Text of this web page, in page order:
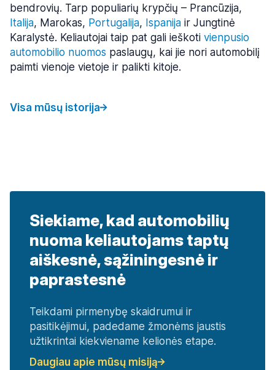
bendrovių. Tarp populiarių krypčių – Prancūzija,
Italija, Marokas, Portugalija, Ispanija ir Jungtinė
Karalystė. Keliautojai taip pat gali ieškoti vienpusio
automobilio nuomos paslaugų, kai jie nori automobilį
paimti vienoje vietoje ir palikti kitoje.
Visa mūsų istorija
Siekiame, kad automobilių
nuoma keliautojams taptų
aiškesnė, sąžiningesnė ir
paprastesnė
Teikdami pirmenybę skaidrumui ir
pasitikėjimui, padedame žmonėms jaustis
užtikrintai kiekviename kelionės etape.
Daugiau apie mūsų misiją